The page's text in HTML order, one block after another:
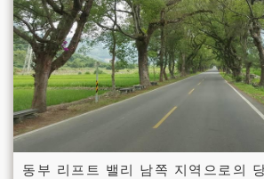
동부 리프트 밸리 남쪽 지역으로의